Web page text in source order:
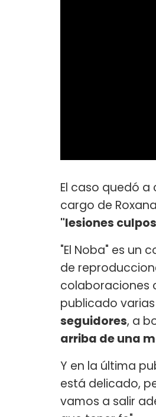
El caso quedó a
cargo de
"lesiones
"El Noba" es un
de
colaboraciones
publicado
seguidores, a
arriba de una
Y en la última
está delicado,
vamos a salir